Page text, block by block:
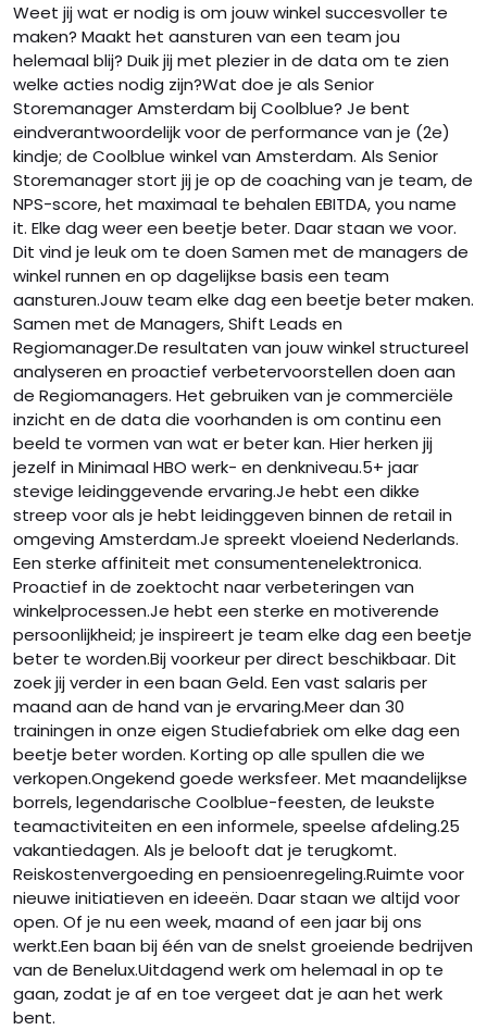
Weet jij wat er nodig is om jouw winkel succesvoller te
maken? Maakt het aansturen van een team jou
helemaal blij? Duik jij met plezier in de data om te zien
welke acties nodig zijn?Wat doe je als Senior
Storemanager Amsterdam bij Coolblue? Je bent
eindverantwoordelijk voor de performance van je (2e)
kindje; de Coolblue winkel van Amsterdam. Als Senior
Storemanager stort jij je op de coaching van je team, de
NPS-score, het maximaal te behalen EBITDA, you name
it. Elke dag weer een beetje beter. Daar staan we voor.
Dit vind je leuk om te doen Samen met de managers de
winkel runnen en op dagelijkse basis een team
aansturen.Jouw team elke dag een beetje beter maken.
Samen met de Managers, Shift Leads en
Regiomanager.De resultaten van jouw winkel structureel
analyseren en proactief verbetervoorstellen doen aan
de Regiomanagers. Het gebruiken van je commerciële
inzicht en de data die voorhanden is om continu een
beeld te vormen van wat er beter kan. Hier herken jij
jezelf in Minimaal HBO werk- en denkniveau.5+ jaar
stevige leidinggevende ervaring.Je hebt een dikke
streep voor als je hebt leidinggeven binnen de retail in
omgeving Amsterdam.Je spreekt vloeiend Nederlands.
Een sterke affiniteit met consumentenelektronica.
Proactief in de zoektocht naar verbeteringen van
winkelprocessen.Je hebt een sterke en motiverende
persoonlijkheid; je inspireert je team elke dag een beetje
beter te worden.Bij voorkeur per direct beschikbaar. Dit
zoek jij verder in een baan Geld. Een vast salaris per
maand aan de hand van je ervaring.Meer dan 30
trainingen in onze eigen Studiefabriek om elke dag een
beetje beter worden. Korting op alle spullen die we
verkopen.Ongekend goede werksfeer. Met maandelijkse
borrels, legendarische Coolblue-feesten, de leukste
teamactiviteiten en een informele, speelse afdeling.25
vakantiedagen. Als je belooft dat je terugkomt.
Reiskostenvergoeding en pensioenregeling.Ruimte voor
nieuwe initiatieven en ideeën. Daar staan we altijd voor
open. Of je nu een week, maand of een jaar bij ons
werkt.Een baan bij één van de snelst groeiende bedrijven
van de Benelux.Uitdagend werk om helemaal in op te
gaan, zodat je af en toe vergeet dat je aan het werk
bent.